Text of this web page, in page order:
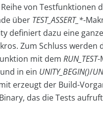
von Testfunktionen
über TEST_ASSERT_*-
definiert dazu eine
Zum Schluss werden
mit dem RUN_TEST-
in ein UNITY_BEGIN()/
erzeugt der Build-
das die Tests